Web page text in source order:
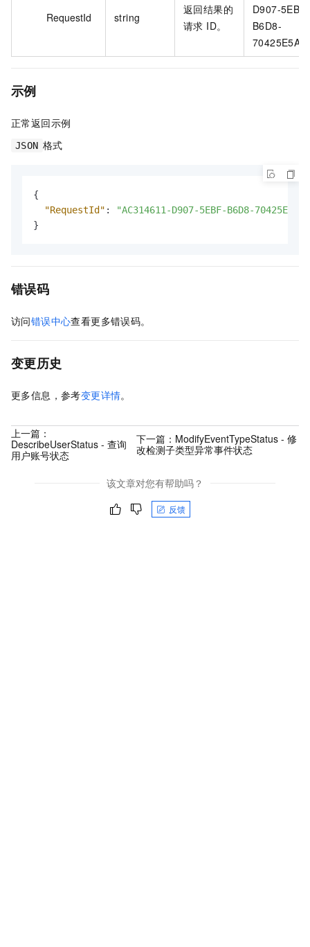
RequestId string
返回结果的
请求 ID。
D907-5EBF-
B6D8-
示例
正常返回示例
JSON 格式
{
"RequestId" :
"AC314611-D907-5EBF-B6D8-
}
错误码
访问错误中心查看更多错误码。
变更历史
更多信息，参考变更详情。
上一篇：
DescribeUserStatus - 查询
用户账号状态
下一篇： ModifyEventTypeStatus - 修
改检测子类型异常事件状态
该文章对您有帮助吗？
反馈